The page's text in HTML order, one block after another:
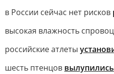
в России сейчас нет рисков
высокая влажность
российские атлеты
шесть птенцов вылупились